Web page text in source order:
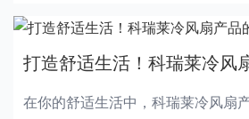
在你的舒适生活中，科瑞莱冷风扇